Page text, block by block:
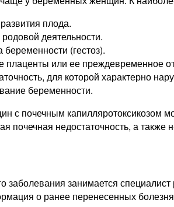
плода.
деятельности.
беременности (гестоз).
или ее преждевременное
для которой характерно
беременности.
с почечным капилляротоксикозом
почечная недостаточность, а также
занимается
о ранее перенесенных